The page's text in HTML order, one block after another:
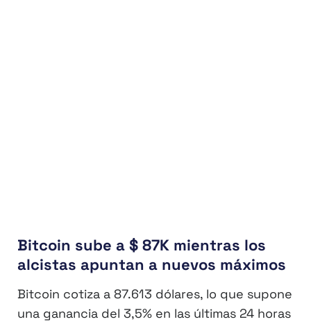
Bitcoin sube a $ 87K mientras los
alcistas apuntan a nuevos máximos
Bitcoin cotiza a 87.613 dólares, lo que supone
una ganancia del 3,5% en las últimas 24 horas